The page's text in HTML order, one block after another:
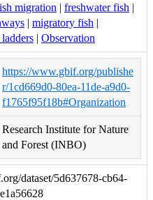
migration | freshwater fish |
| migratory fish |
| Observation
https://www.gbif.org/publishe
r/1cd669d0-80ea-11de-a9d0-
f1765f95f18b#Organization
Research Institute for Nature
and Forest (INBO)
dataset/5d637678-cb64-